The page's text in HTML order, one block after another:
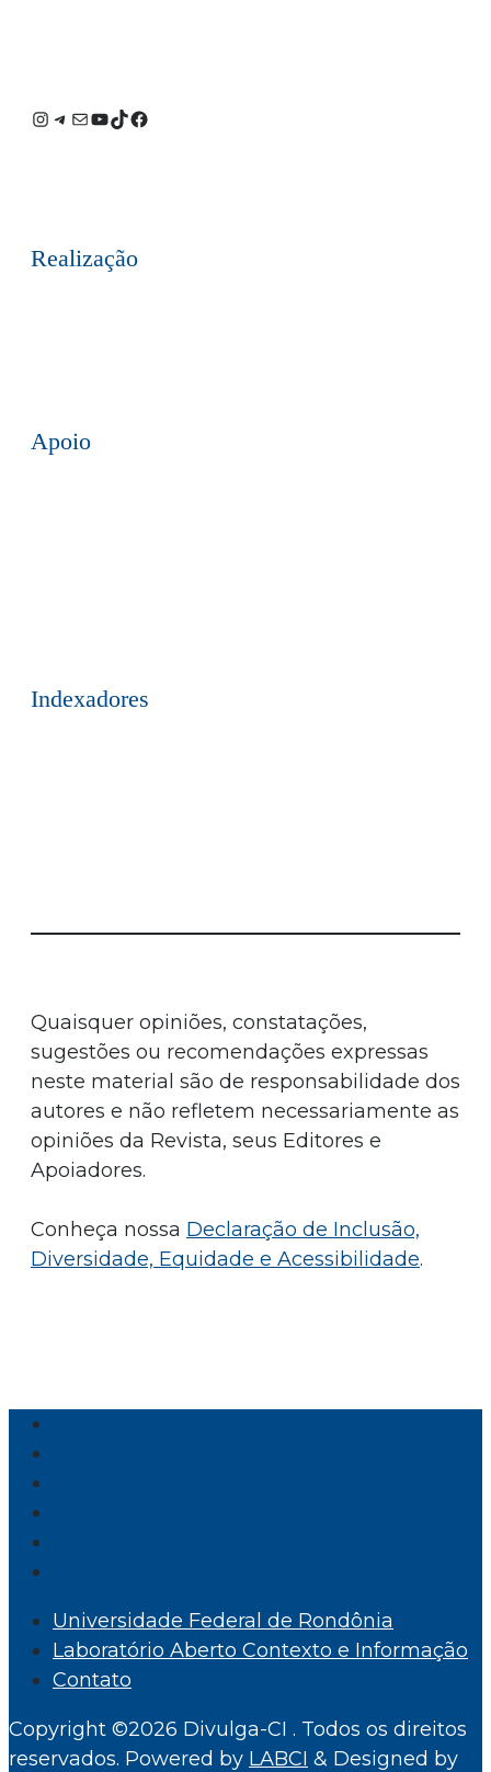
Instagram
Telegram
E-Youtube
TikTok
Facebook
Realização
Apoio
Indexadores
Quaisquer opiniões, constatações,
sugestões ou recomendações expressas
neste material são de responsabilidade dos
autores e não refletem necessariamente as
opiniões da Revista, seus Editores e
Apoiadores.
Conheça nossa Declaração de Inclusão,
Diversidade, Equidade e Acessibilidade.
Universidade Federal de Rondônia
Laboratório Aberto Contexto e Informação
Contato
Copyright ©2026 Divulga-CI . Todos os direitos
reservados. Powered by LABCI & Designed by